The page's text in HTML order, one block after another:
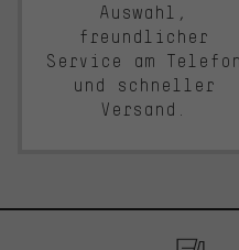
Auswahl,
freundlicher
Service am Telefon
und schneller
Versand.